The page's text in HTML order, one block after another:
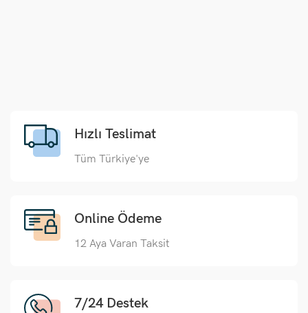
Hızlı Teslimat
Tüm Türkiye'ye
Online Ödeme
12 Aya Varan Taksit
7/24 Destek